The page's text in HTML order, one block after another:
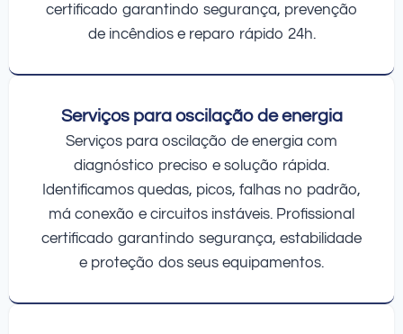
certificado garantindo segurança, prevenção
de incêndios e reparo rápido 24h.
Serviços para oscilação de energia
Serviços para oscilação de energia com
diagnóstico preciso e solução rápida.
Identificamos quedas, picos, falhas no padrão,
má conexão e circuitos instáveis. Profissional
certificado garantindo segurança, estabilidade
e proteção dos seus equipamentos.